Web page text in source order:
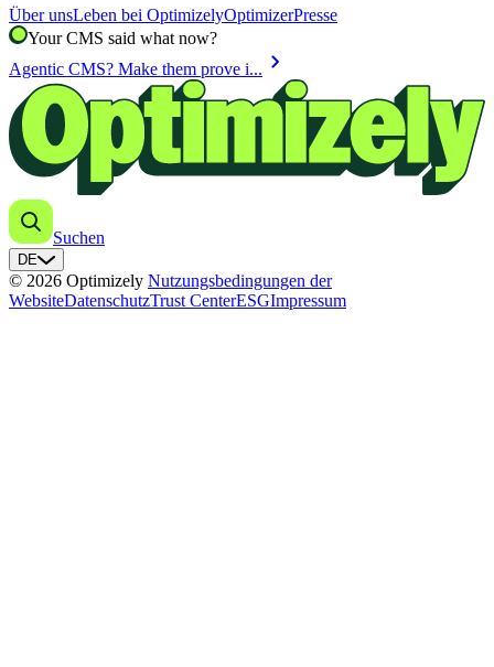
Über unsLeben bei OptimizelyOptimizerPresse
Your CMS said what now?
Agentic CMS? Make them prove i... chevron_right
Suchen
DE
© 2026 Optimizely Nutzungsbedingungen der
WebsiteDatenschutzTrust CenterESGImpressum